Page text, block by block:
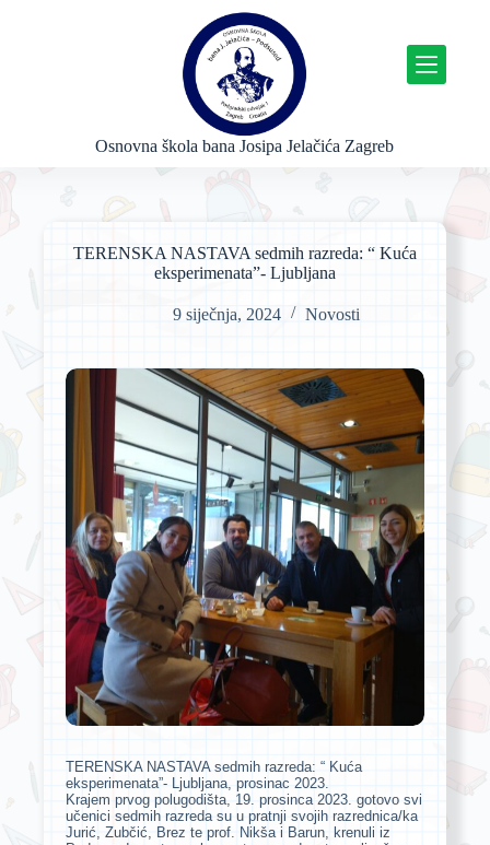
Osnovna škola bana Josipa Jelačića Zagreb
TERENSKA NASTAVA sedmih razreda: “ Kuća
eksperimenata”- Ljubljana
9 siječnja, 2024 Novosti
TERENSKA NASTAVA sedmih razreda: “ Kuća
eksperimenata”- Ljubljana, prosinac 2023.
Krajem prvog polugodišta, 19. prosinca 2023. gotovo svi
učenici sedmih razreda su u pratnji svojih razrednica/ka
Jurić, Zubčić, Brez te prof. Nikša i Barun, krenuli iz